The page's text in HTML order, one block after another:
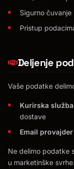
Sigurno
Pristup
Deljenje
Vaše podatke
Kurirska služba
dostave
Email provajder
Ne delimo podatke
u marketinške svrhe.